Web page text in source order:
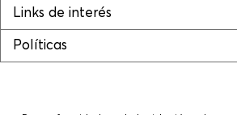
Links de interés
Políticas